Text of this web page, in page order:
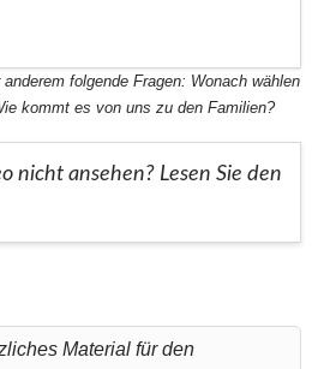
folgende Fragen: Wonach wählen
kommt es von uns zu den Familien?
nicht ansehen? Lesen Sie den
Material für den